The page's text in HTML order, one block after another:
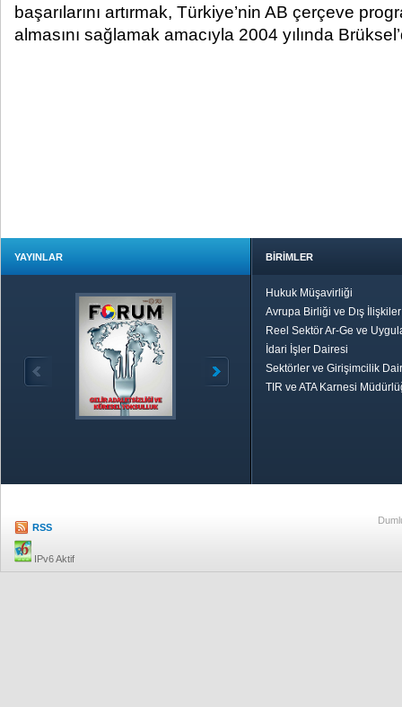
başarılarını artırmak, Türkiye’nin AB çerçeve
almasını sağlamak amacıyla 2004 yılında
YAYINLAR BİRİMLER
Hukuk Müşavirliği
Avrupa Birliği ve Dış
Reel Sektör Ar-Ge ve
İdari İşler Dairesi
Sektörler ve Girişimcilik
TIR ve ATA Karnesi
RSS
IPv6 Aktif